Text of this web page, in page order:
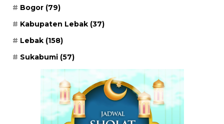
Bogor (79)
Kabupaten Lebak (37)
Lebak (158)
Sukabumi (57)